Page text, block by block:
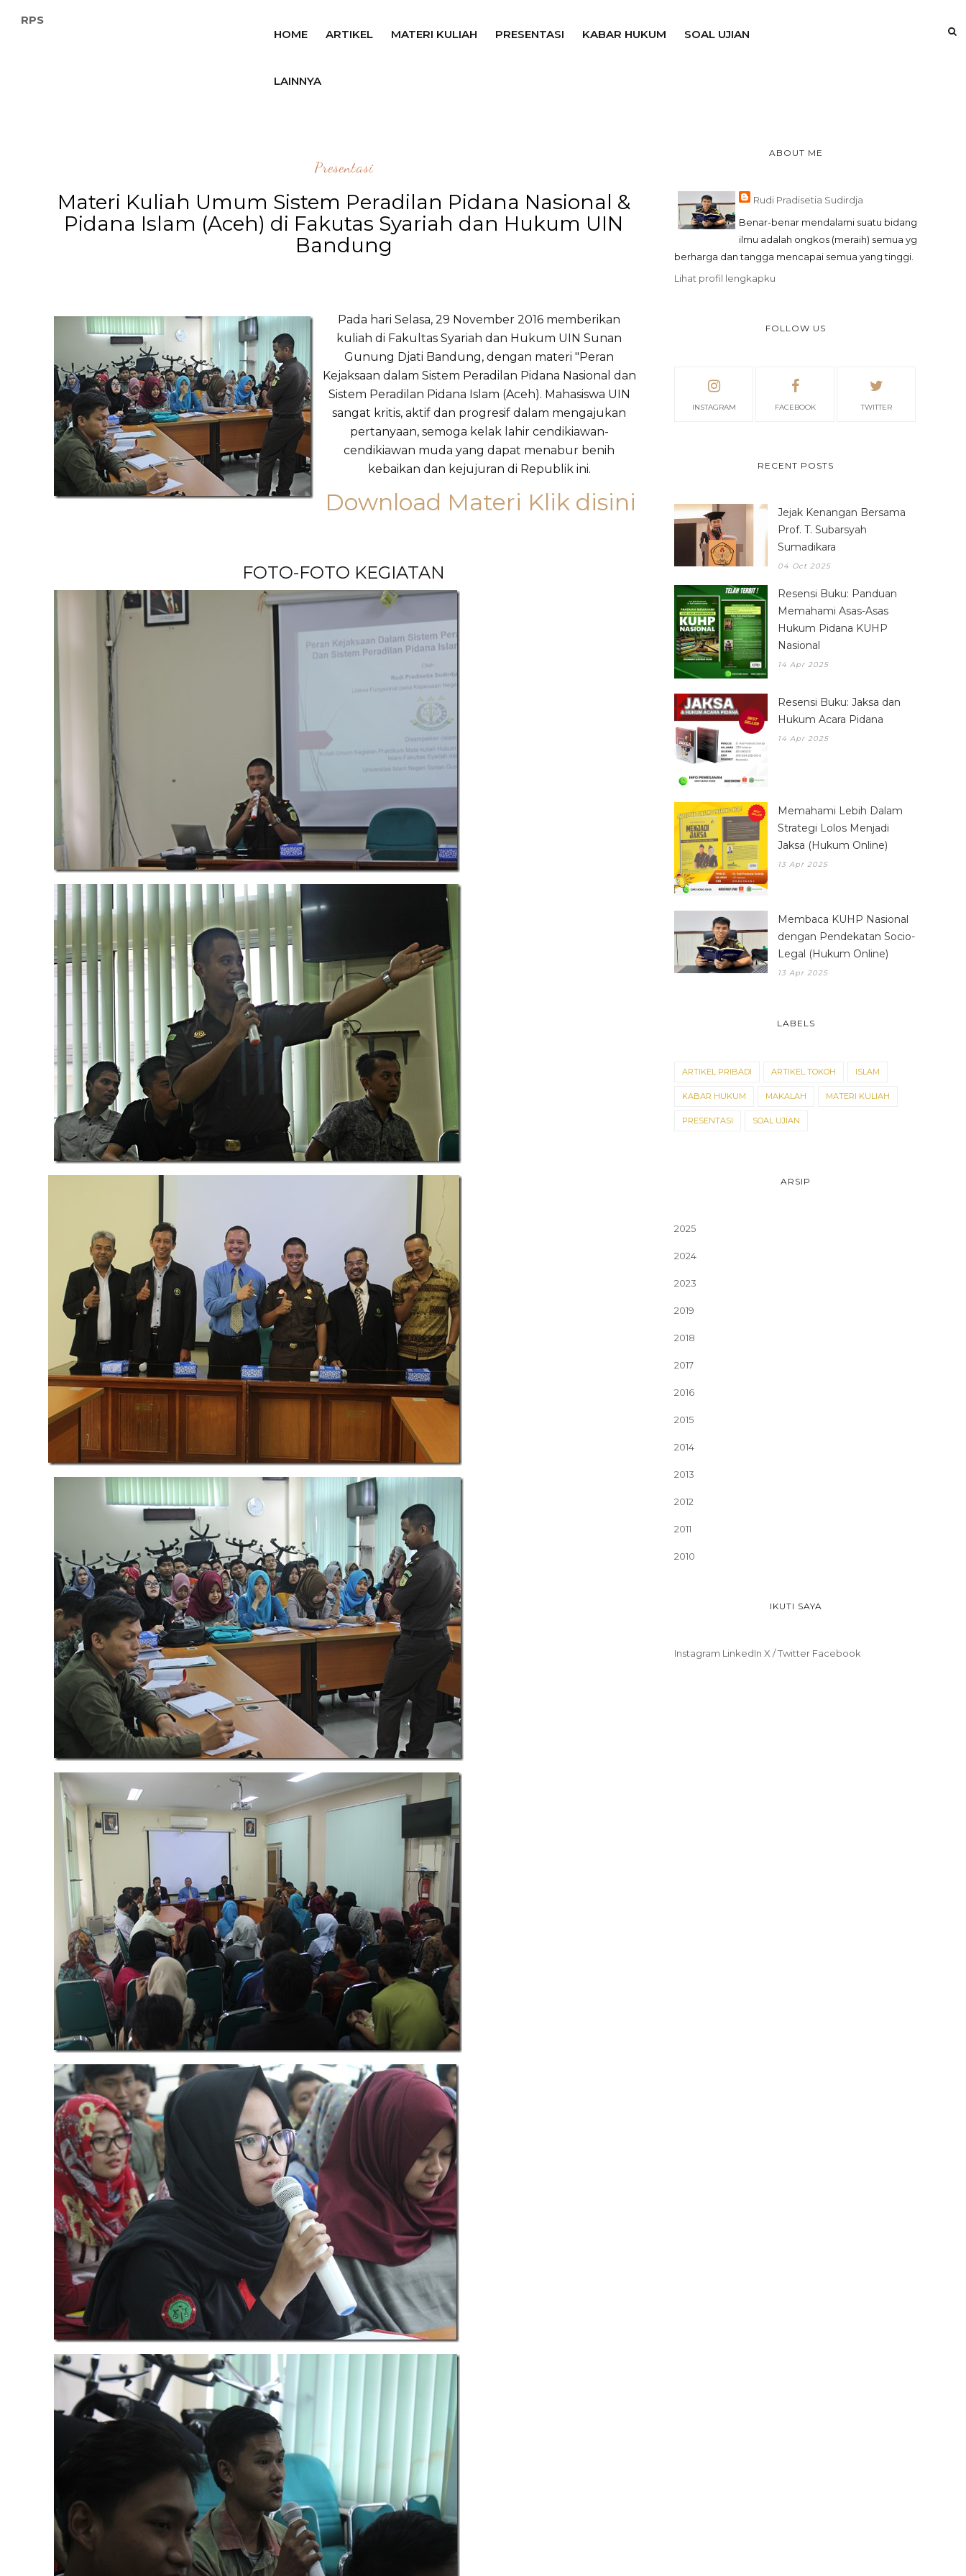
RPS
HOME
ARTIKEL MATERI KULIAH PRESENTASI KABAR HUKUM SOAL UJIAN
LAINNYA
Presentasi
Materi Kuliah Umum Sistem Peradilan Pidana Nasional &
Pidana Islam (Aceh) di Fakutas Syariah dan Hukum UIN
Bandung
Pada hari Selasa, 29 November 2016 memberikan
kuliah di Fakultas Syariah dan Hukum UINSunan
Gunung Djati Bandung, dengan materi "Peran
Kejaksaan dalam Sistem Peradilan Pidana Nasional dan
Sistem Peradilan Pidana Islam (Aceh). Mahasiswa UIN
sangat kritis, aktif dan progresif dalam mengajukan
pertanyaan, semoga kelak lahir cendikiawan-
cendikiawan muda yang dapat menabur benih
kebaikan dan kejujuran di Republik ini.
Download Materi Klik disini
FOTO-FOTO KEGIATAN
ABOUT ME
Rudi Pradisetia Sudirdja
Benar-benar mendalami suatu bidang
ilmu adalah ongkos (meraih) semua yg
berharga dan tangga mencapai semua yang tinggi.
Lihat profil lengkapku
FOLLOW US
INSTAGRAM FACEBOOK TWITTER
RECENT POSTS
Jejak Kenangan Bersama
Prof. T. Subarsyah
Sumadikara
04 Oct 2025
Resensi Buku: Panduan
Memahami Asas-Asas
Hukum Pidana KUHP
Nasional
14 Apr 2025
Resensi Buku: Jaksa dan
Hukum Acara Pidana
14 Apr 2025
Memahami Lebih Dalam
Strategi Lolos Menjadi
Jaksa (Hukum Online)
13 Apr 2025
Membaca KUHP Nasional
dengan Pendekatan Socio-
Legal (Hukum Online)
13 Apr 2025
LABELS
ARTIKEL PRIBADI ARTIKEL TOKOH ISLAM
KABAR HUKUM MAKALAH MATERI KULIAH
PRESENTASI SOAL UJIAN
ARSIP
2025
2024
2023
2019
2018
2017
2016
2015
2014
2013
2012
2011
2010
IKUTI SAYA
Instagram LinkedIn X / Twitter Facebook